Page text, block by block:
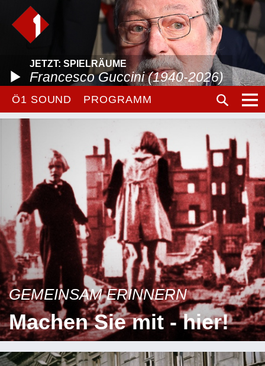
JETZT: SPIELRÄUME
Francesco Guccini (1940-2026)
Ö1 SOUND PROGRAMM
GEMEINSAM ERINNERN
Machen Sie mit - hier!